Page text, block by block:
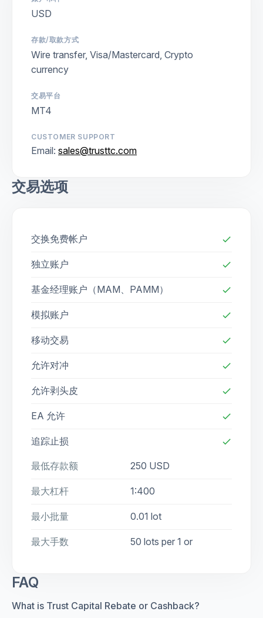
USD
存款/取款方式
Wire transfer, Visa/Mastercard, Crypto
currency
交易平台
MT4
CUSTOMER SUPPORT
Email: sales@trusttc.com
交易选项
交换免费帐户 check
独立账户 check
基金经理账户（MAM、PAMM） check
模拟账户 check
移动交易 check
允许对冲 check
允许剥头皮 check
EA 允许 check
追踪止损 check
最低存款额 250 USD
最大杠杆 1:400
最小批量 0.01 lot
最大手数 50 lots per 1 or
FAQ
What is Trust Capital Rebate or Cashback?